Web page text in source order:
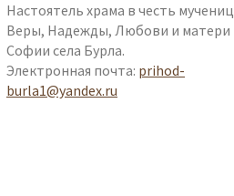
Настоятель храма в честь мучениц
Веры, Надежды, Любови и матери
Софии села Бурла.
Электронная почта: prihod-
burla1@yandex.ru